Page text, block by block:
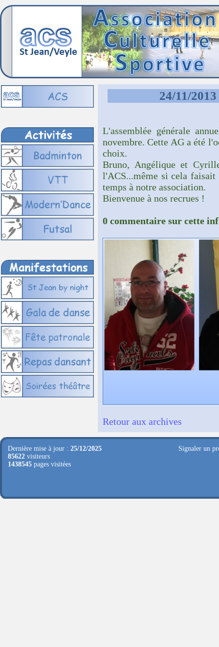
24/11/
L'assemblée générale
novembre. Cette AG a été
choix.
Bruno, Angélique et
l'ACS...même si cela
temps à notre association.
Bienvenue à nos recrues !
0 commentaire sur cette
Retour aux archives
Dernière mise à jour : 25/12/2025
85622 visiteurs
1438545 pages visitées
Signaler un